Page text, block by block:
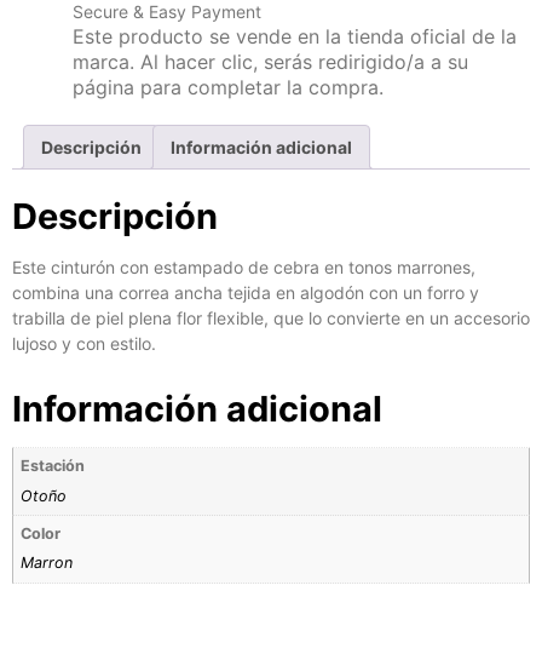
Secure & Easy Payment
Este producto se vende en la tienda oficial de la
marca. Al hacer clic, serás redirigido/a a su
página para completar la compra.
Descripción Información adicional
Descripción
Este cinturón con estampado de cebra en tonos marrones,
combina una correa ancha tejida en algodón con un forro y
trabilla de piel plena flor flexible, que lo convierte en un accesorio
lujoso y con estilo.
Información adicional
Estación
Otoño
Color
Marron